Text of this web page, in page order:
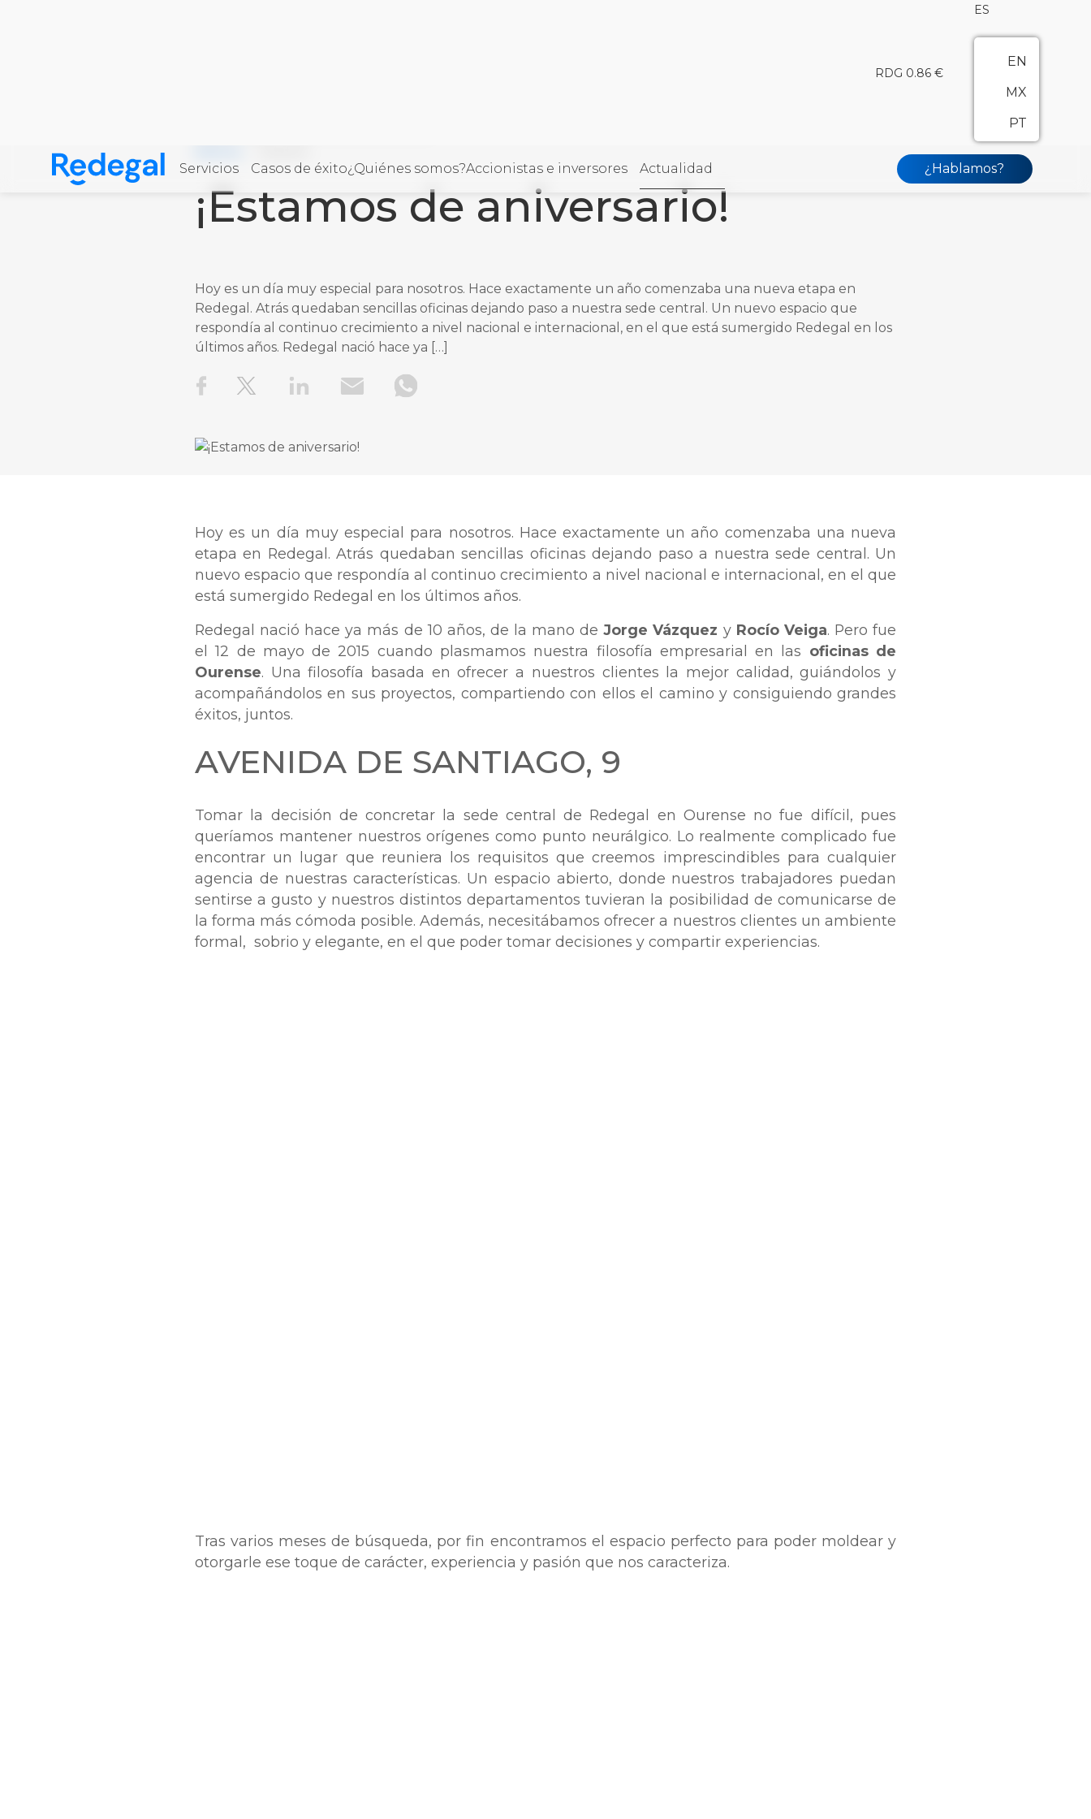
RDG 0.86 €
ES
EN
MX
PT
Skip to content
Redegal. Agencia de Marketing digital y desarrollo
Servicios Casos de éxito¿Quiénes somos?Accionistas e inversores Actualidad ¿Hablamos?
¡Estamos de aniversario!
Hoy es un día muy especial para nosotros. Hace exactamente un año comenzaba una nueva etapa en
Redegal. Atrás quedaban sencillas oficinas dejando paso a nuestra sede central. Un nuevo espacio que
respondía al continuo crecimiento a nivel nacional e internacional, en el que está sumergido Redegal en los
últimos años. Redegal nació hace ya […]
Hoy es un día muy especial para nosotros. Hace exactamente un año comenzaba una nueva
etapa en Redegal. Atrás quedaban sencillas oficinas dejando paso a nuestra sede central. Un
nuevo espacio que respondía al continuo crecimiento a nivel nacional e internacional, en el que
está sumergido Redegal en los últimos años.
Redegal nació hace ya más de 10 años, de la mano deJorge Vázquez y Rocío Veiga. Pero fue
el 12 de mayo de 2015 cuando plasmamos nuestra filosofía empresarial en las oficinas de
Ourense. Una filosofía basada en ofrecer a nuestros clientes la mejor calidad, guiándolos y
acompañándolos en sus proyectos, compartiendo con ellos el camino y consiguiendo grandes
éxitos, juntos.
AVENIDA DE SANTIAGO, 9
Tomar la decisión de concretar la sede central de Redegal en Ourense no fue difícil, pues
queríamos mantener nuestros orígenes como punto neurálgico. Lo realmente complicado fue
encontrar un lugar que reuniera los requisitos que creemos imprescindibles para cualquier
agencia de nuestras características. Un espacio abierto, donde nuestros trabajadores puedan
sentirse a gusto y nuestros distintos departamentos tuvieran la posibilidad de comunicarse de
la forma más cómoda posible. Además, necesitábamos ofrecer a nuestros clientes un ambiente
formal, sobrio y elegante, en el que poder tomar decisiones y compartir experiencias.
Tras varios meses de búsqueda, por fin encontramos el espacio perfecto para poder moldear y
otorgarle ese toque de carácter, experiencia y pasión que nos caracteriza.